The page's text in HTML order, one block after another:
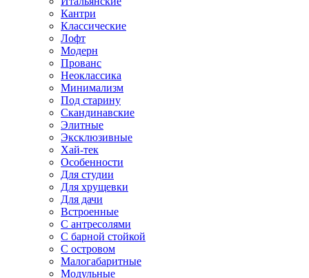
Кантри
Классические
Лофт
Модерн
Прованс
Неоклассика
Минимализм
Под старину
Скандинавские
Элитные
Эксклюзивные
Хай-тек
Особенности
Для студии
Для хрущевки
Для дачи
Встроенные
С антресолями
С барной стойкой
С островом
Малогабаритные
Модульные